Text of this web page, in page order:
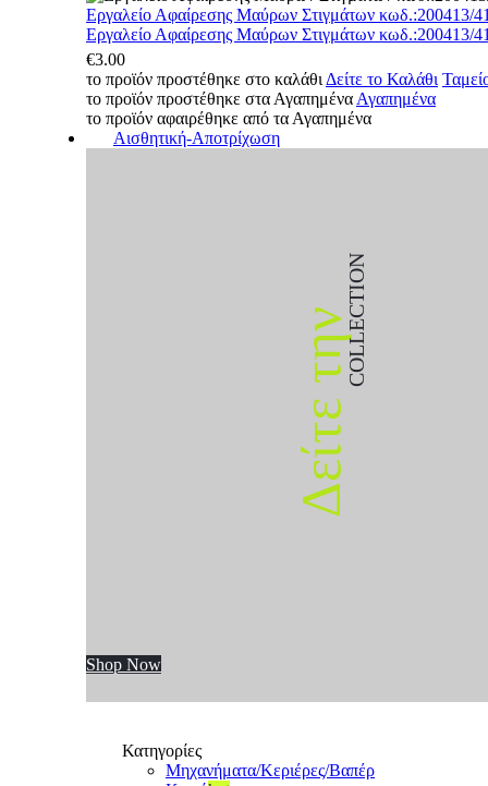
Εργαλείο Αφαίρεσης Μαύρων Στιγμάτων κωδ.:200413/
Εργαλείο Αφαίρεσης Μαύρων Στιγμάτων κωδ.:200413/
€3.00
το προϊόν προστέθηκε στο καλάθι Δείτε το Καλάθι
το προϊόν προστέθηκε στα Αγαπημένα Αγαπημένα
το προϊόν αφαιρέθηκε από τα Αγαπημένα
Αισθητική-Αποτρίχωση
Δείτε τηνCOLLECTION
Shop Now
Κατηγορίες
Μηχανήματα/Κεριέρες/Βαπέρ